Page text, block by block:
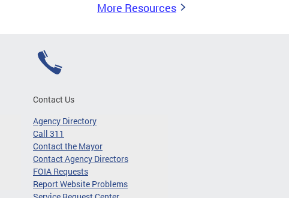
More Resources
Contact Us
Agency Directory
Call 311
Contact the Mayor
Contact Agency Directors
FOIA Requests
Report Website Problems